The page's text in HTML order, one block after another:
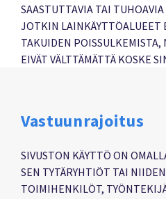
SAASTUTTAVIA TAI
JOTKIN LAINKÄYTTÖALUEET
TAKUIDEN POISSULKEMISTA,
EIVÄT VÄLTTÄMÄTTÄ KOSKE
Vastuunrajoitus
SIVUSTON KÄYTTÖ ON
SEN TYTÄRYHTIÖT TAI
TOIMIHENKILÖT,